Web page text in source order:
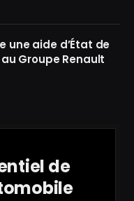
une aide d’État de
au Groupe Renault
de